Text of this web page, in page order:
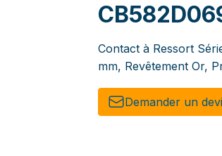
Contact à Ressort
mm, Revêtement Or,
Demander un